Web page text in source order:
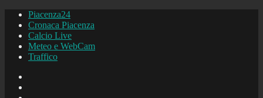
Piacenza24
Cronaca Piacenza
Calcio Live
Meteo e WebCam
Traffico